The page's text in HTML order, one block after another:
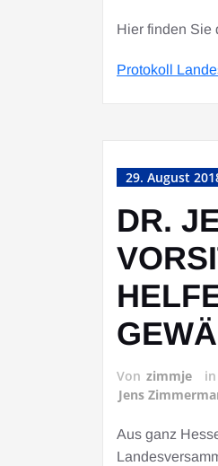
Hier finden Sie
Protokoll
29. August
DR.
Von zimmje in
Jens
Aus ganz